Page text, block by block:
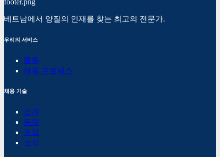
베트남에서 양질의 인재를 찾는 최고의 전문가.
우리의 서비스
服务
채용 프로세스
채용 기술
소개
문의
모집
소식